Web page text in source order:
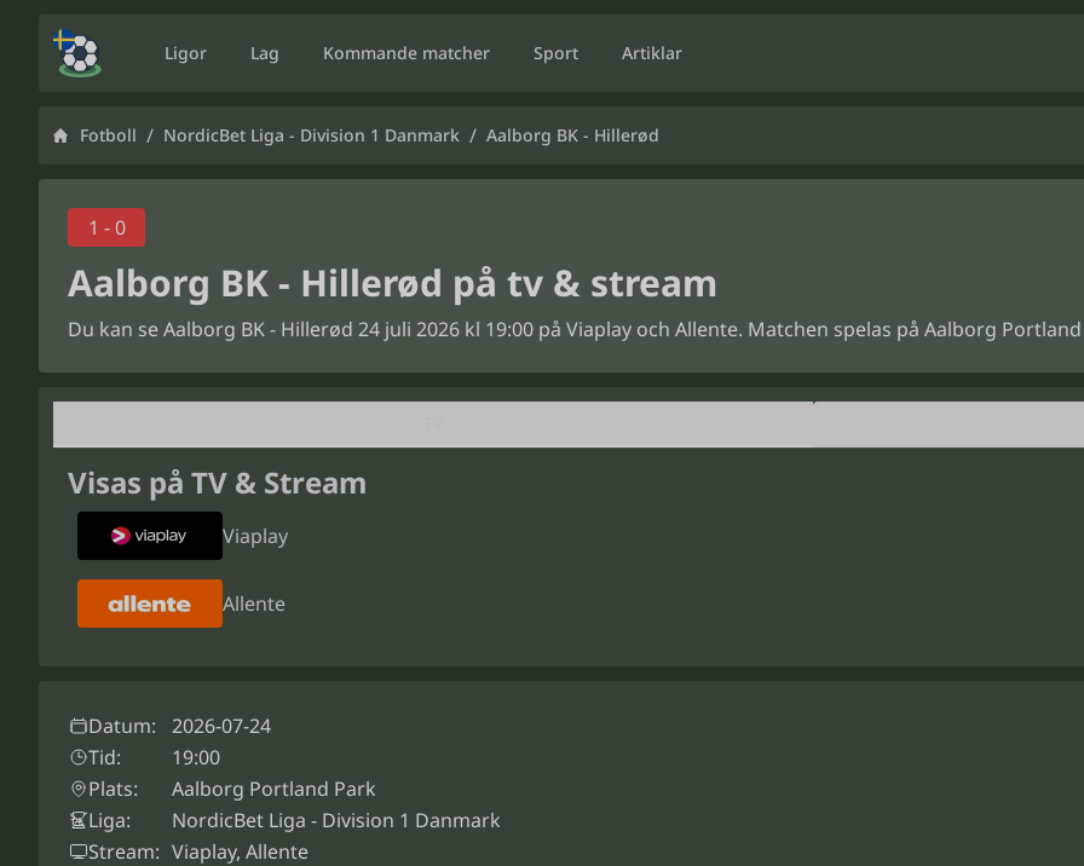
Ligor Lag Kommande matcher Sport Artiklar
Fotboll / NordicBet Liga - Division 1 Danmark / Aalborg BK - Hillerød
1 - 0
Aalborg BK - Hillerød på tv & stream
Du kan se Aalborg BK - Hillerød 24 juli 2026 kl 19:00 på Viaplay och Allente. Matchen spelas på Aalborg
Visas på TV & Stream
Viaplay
Allente
Datum:
2026-07-24
Tid:
19:00
Plats:
Aalborg Portland Park
Liga:
NordicBet Liga - Division 1 Danmark
Stream: Viaplay, Allente